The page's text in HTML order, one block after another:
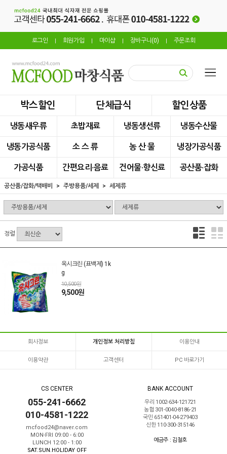
로그인 회원가입 마이샵 장바구니(0) 주문조회
박스할인 단체급식 할인상품
냉동새우류 초밥재료 냉동생선류 냉동수산물
냉동가공식품 소 스 류 농 산 물 냉장가공식품
가공식품 간편요리·음료 건어물·향신료 공산품·잡화
공산품/잡화/택배비 주방용품/세제 세제류
정렬
옥시크린 (표백제) 1k
g
10,500원
9,500원
회사정보 개인정보 처리방침 이용안내
이용약관 고객센터 PC 바로가기
CS CENTER
055-241-6662
010-4581-1222
mcfood24@naver.com
MON-FRI 09:00 - 6:00
LUNCH 12:00 - 1:00
SAT.SUN.HOLIDAY OFF
BANK ACCOUNT
우리 1002-634-121721
농협 301-0040-8186-21
국민 651401-04-279403
신한 110-300-315146
예금주 : 김철호